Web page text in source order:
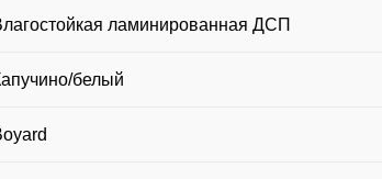
ламинированная ДСП
белый